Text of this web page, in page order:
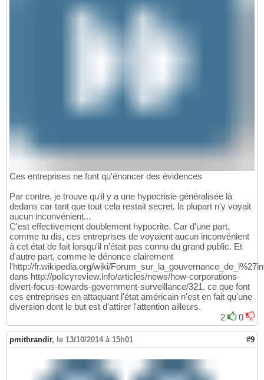
Ces entreprises ne font qu'énoncer des évidences
Par contre, je trouve qu'il y a une hypocrisie généralisée là
dedans car tant que tout cela restait secret, la plupart n'y voyait
aucun inconvénient...
C'est effectivement doublement hypocrite. Car d'une part,
comme tu dis, ces entreprises de voyaient aucun inconvénient
à cet état de fait lorsqu'il n'était pas connu du grand public. Et
d'autre part, comme le dénonce clairement
l'http://fr.wikipedia.org/wiki/
dans http://policyreview.info/articles/news/how-corporations-
divert-focus-towards-government-surveillance/321, ce que font
ces entreprises en attaquant l'état américain n'est en fait qu'une
diversion dont le but est d'attirer l'attention ailleurs.
2
0
pmithrandir, le 13/10/2014 à 15h01 #9